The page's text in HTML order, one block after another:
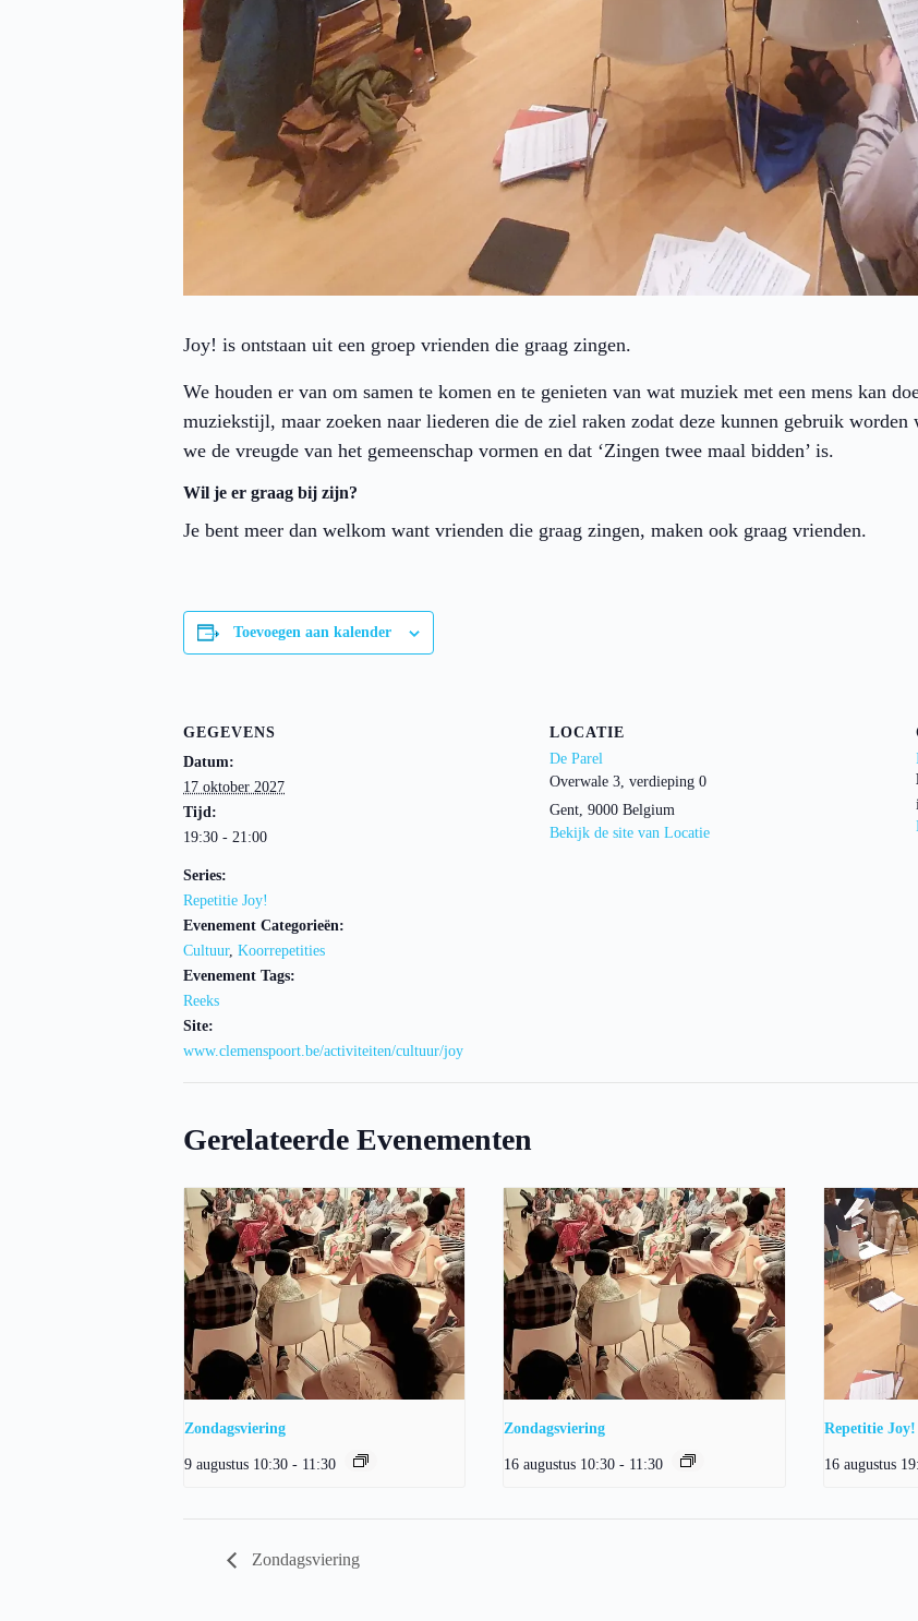
Joy! is ontstaan uit een groep vrienden die graag zingen.
We houden er van om samen te komen en te genieten van wat muziek met een mens kan
muziekstijl, maar zoeken naar liederen die de ziel raken zodat deze kunnen gebruik
we de vreugde van het gemeenschap vormen en dat ‘Zingen twee maal bidden’ is.
Wil je er graag bij zijn?
Je bent meer dan welkom want vrienden die graag zingen, maken ook graag vrienden.
Toevoegen aan kalender
GEGEVENS
Datum:
17 oktober 2027
Tijd:
19:30 - 21:00
Series:
Repetitie Joy!
Evenement Categorieën:
Cultuur, Koorrepetities
Evenement Tags:
Reeks
Site:
www.clemenspoort.be/activiteiten/cultuur/joy
LOCATIE
De Parel
Overwale 3, verdieping 0
Gent, 9000 Belgium
Bekijk de site van Locatie
Gerelateerde Evenementen
Zondagsviering
9 augustus 10:30 - 11:30
Zondagsviering
16 augustus 10:30 - 11:30
Repetitie Joy!
16 augustus
Zondagsviering